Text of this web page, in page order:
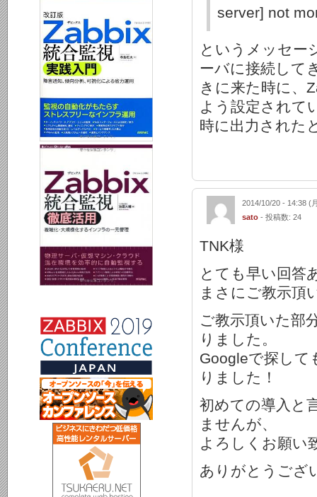
server] not
というメッセー
ーバに接続して
きに来た時に、
よう設定されて
時に出力された
2014/10/20 - 14:38 (
sato - 投稿数: 24
TNK様
とても早い回答
まさにご教示頂
ご教示頂いた部
りました。
Googleで探して
りました！
初めての導入と
ませんが、
よろしくお願い
ありがとうござ